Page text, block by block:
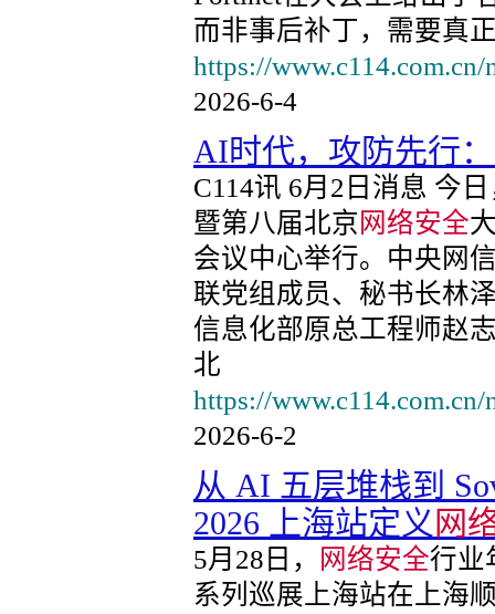
而非事后补丁，需要真
https://
2026-6-4
AI时代，攻防先行
C114讯 6月2日消息 今
暨第八届北京 网络安全
会议中心举行。中央网
联党组成员、秘书长林
信息化部原总工程师赵
北
https://
2026-6-2
从 AI 五层堆栈到
2026 上海站定义 网
5月28日， 网络安全行业
系列巡展上海站在上海